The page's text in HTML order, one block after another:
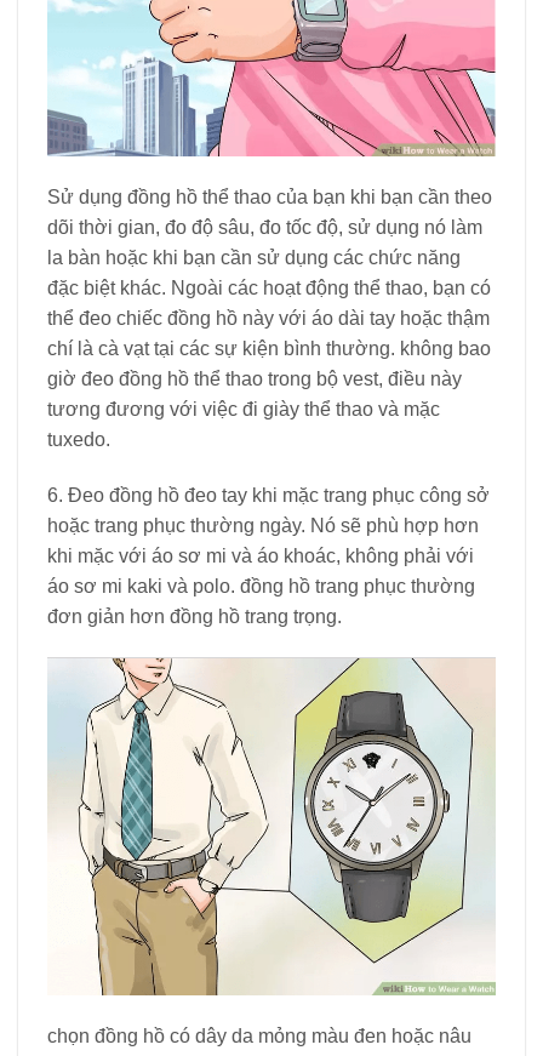
Sử dụng đồng hồ thể thao của bạn khi bạn cần theo
dõi thời gian, đo độ sâu, đo tốc độ, sử dụng nó làm
la bàn hoặc khi bạn cần sử dụng các chức năng
đặc biệt khác. Ngoài các hoạt động thể thao, bạn có
thể đeo chiếc đồng hồ này với áo dài tay hoặc thậm
chí là cà vạt tại các sự kiện bình thường. không bao
giờ đeo đồng hồ thể thao trong bộ vest, điều này
tương đương với việc đi giày thể thao và mặc
tuxedo.
6. Đeo đồng hồ đeo tay khi mặc trang phục công sở
hoặc trang phục thường ngày. Nó sẽ phù hợp hơn
khi mặc với áo sơ mi và áo khoác, không phải với
áo sơ mi kaki và polo. đồng hồ trang phục thường
đơn giản hơn đồng hồ trang trọng.
chọn đồng hồ có dây da mỏng màu đen hoặc nâu